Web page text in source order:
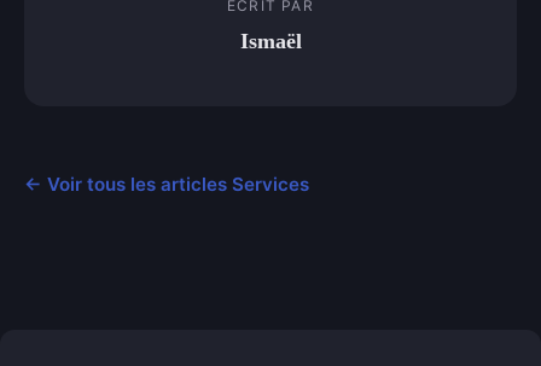
ECRIT PAR
Ismaël
← Voir tous les articles Services